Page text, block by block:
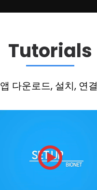
Tutorials
앱 다운로드, 설치, 연결